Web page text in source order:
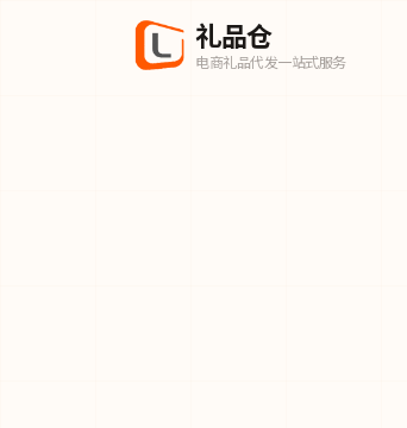
礼品仓
电商礼品代发一站式服务